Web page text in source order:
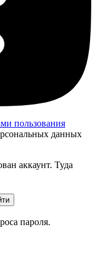
пользования
данных
аккаунт. Туда
пароля.